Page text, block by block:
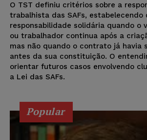
O TST definiu critérios sobre a
trabalhista das SAFs, estabelecendo
responsabilidade solidária quando o
ou trabalhador continua após a
mas não quando o contrato já havia
antes da sua constituição. O
orientar futuros casos envolvendo
a Lei das SAFs.
Popular